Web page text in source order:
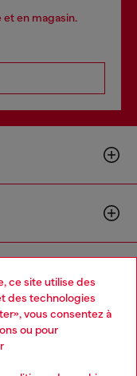
ce site utilise des
des technologies
vous consentez à
ou pour
et en magasin.
but it seems you